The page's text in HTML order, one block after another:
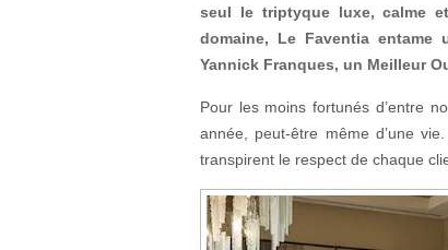
seul le triptyque luxe, calme
domaine, Le Faventia
Yannick Franques, un Meilleur
Pour les moins fortunés d’entre
année, peut-être même d’une
transpirent le respect de chaque